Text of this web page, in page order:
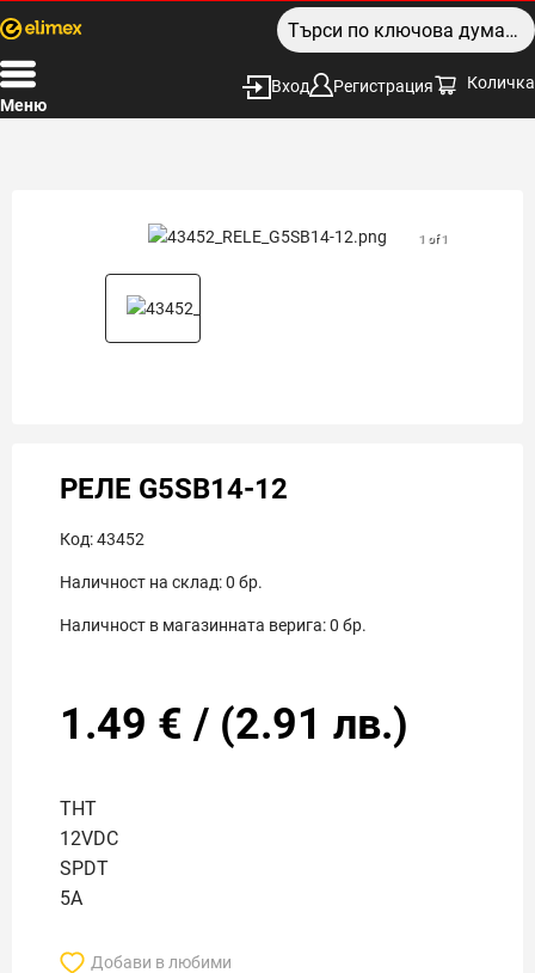
Меню
Вход Регистрация Количка
1 of 1
РЕЛЕ G5SB14-12
Код:43452
Наличност на склад:0 бр.
Наличност в магазинната верига:0 бр.
1.49 € / (2.91 лв.)
THT
12VDC
SPDT
5A
Добави в любими